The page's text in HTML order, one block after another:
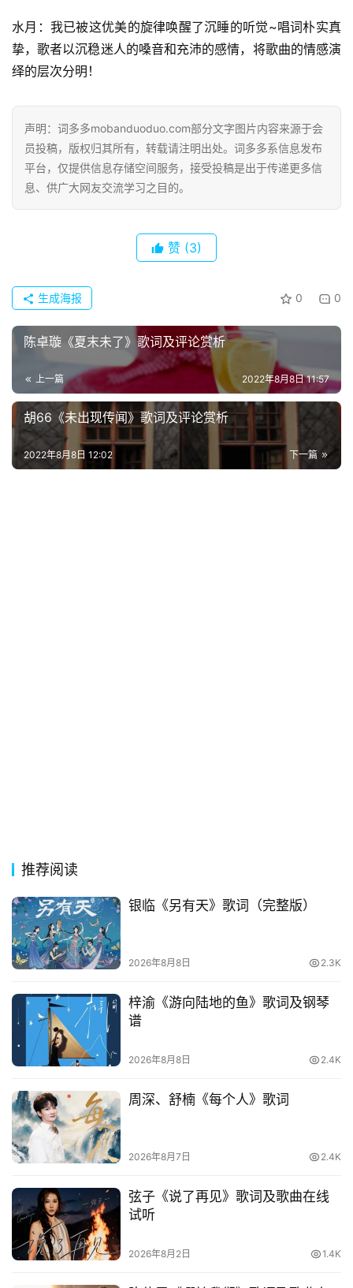
首
好
词
句
词
古
诗
词
常
用
登录 注册
水月：我已被这优美的旋律唤醒了沉睡的听觉~唱词朴实真
挚，歌者以沉稳迷人的嗓音和充沛的感情，将歌曲的情感演
绎的层次分明！
声明：词多多mobanduoduo.com部分文字图片内容来源于会
员投稿，版权归其所有，转载请注明出处。词多多系信息发布
平台，仅提供信息存储空间服务，接受投稿是出于传递更多信
息、供广大网友交流学习之目的。
赞 (3)
0 0
生成海报
陈卓璇《夏末未了》歌词及评论赏析
上一篇 2022年8月8日 11:57
胡66《未出现传闻》歌词及评论赏析
下一篇
2022年8月8日 12:02
推荐阅读
银临《另有天》歌词（完整版）
2026年8月8日 2.3K
梓渝《游向陆地的鱼》歌词及钢琴
谱
2026年8月8日 2.4K
周深、舒楠《每个人》歌词
2026年8月7日 2.4K
弦子《说了再见》歌词及歌曲在线
试听
2026年8月2日 1.4K